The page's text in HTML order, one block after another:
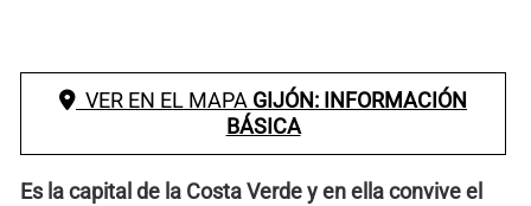
VER EN EL MAPA GIJÓN: INFORMACIÓN
BÁSICA
Es la capital de la Costa Verde y en ella convive el